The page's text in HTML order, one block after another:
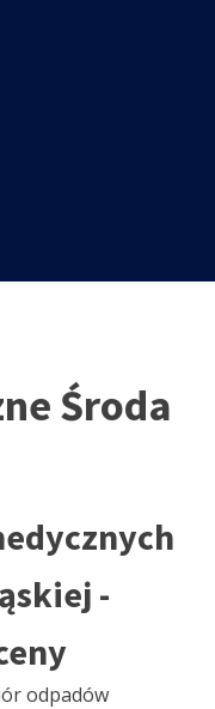
Środa
-
odpadów